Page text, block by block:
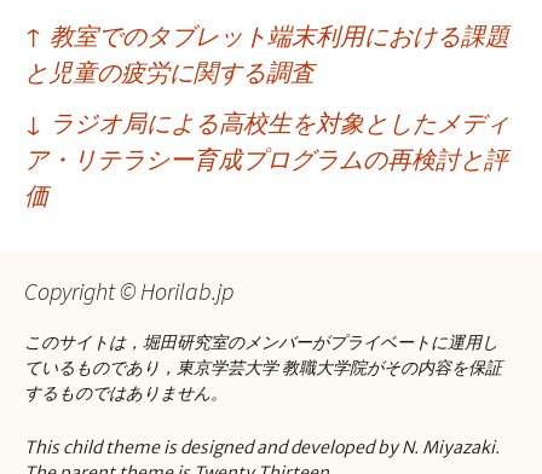
投
稿
ナ
ビ
ゲ
シ
ョ
ン
↑ 教室でのタブレット端末利用における課題
と児童の疲労に関する調査
↓ ラジオ局による高校生を対象としたメディ
ア・リテラシー育成プログラムの再検討と評
価
Copyright © Horilab.jp
このサイトは，堀田研究室のメンバーがプライベートに運用し
ているものであり，東京学芸大学 教職大学院がその内容を保証
するものではありません。
This child theme is designed and developed by N. Miyazaki.